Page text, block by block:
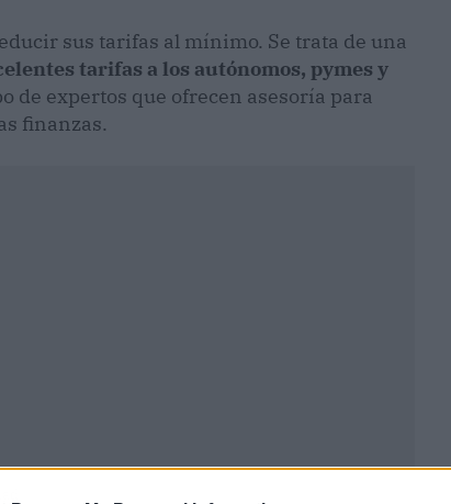
sus tarifas al mínimo. Se trata de una
tarifas a los autónomos, pymes y
de expertos que ofrecen asesoría para
finanzas.